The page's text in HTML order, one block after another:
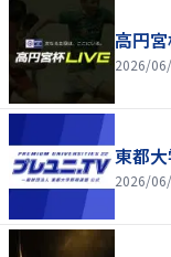
高円宮
2026/
東都大
2026/